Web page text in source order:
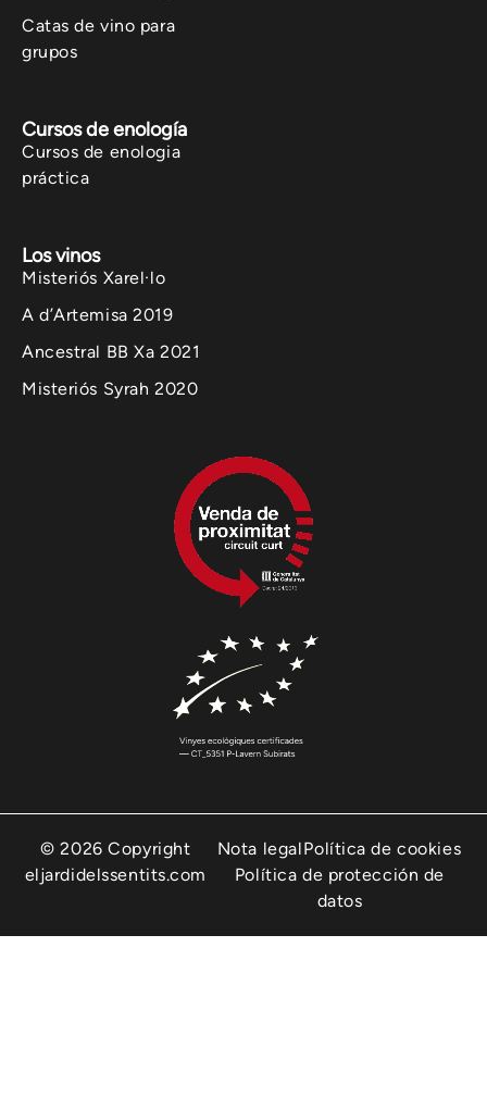
Catas de vino para
grupos
Cursos de enología
Cursos de enologia
práctica
Los vinos
Misteriós Xarel·lo
A d’Artemisa 2019
Ancestral BB Xa 2021
Misteriós Syrah 2020
© 2026 Copyright
eljardidelssentits.com
Nota legalPolítica de cookies
Política de protección de
datos